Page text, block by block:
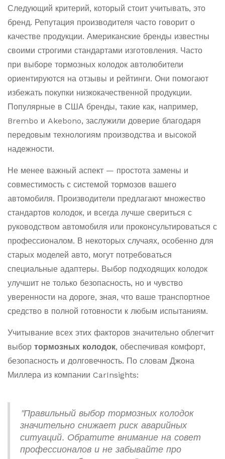
Следующий критерий, который стоит учитывать, это
бренд. Репутация производителя часто говорит о
качестве продукции. Американские бренды известны
своими строгими стандартами изготовления. Часто
при выборе тормозных колодок автолюбители
ориентируются на отзывы и рейтинги. Они помогают
избежать покупки низкокачественной продукции.
Популярные в США бренды, такие как, например,
Brembo и Akebono, заслужили доверие благодаря
передовым технологиям производства и высокой
надежности.
Не менее важный аспект — простота замены и
совместимость с системой тормозов вашего
автомобиля. Производители предлагают множество
стандартов колодок, и всегда лучше свериться с
руководством автомобиля или проконсультироваться с
профессионалом. В некоторых случаях, особенно для
старых моделей авто, могут потребоваться
специальные адаптеры. Выбор подходящих колодок
улучшит не только безопасность, но и чувство
уверенности на дороге, зная, что ваше транспортное
средство в полной готовности к любым испытаниям.
Учитывание всех этих факторов значительно облегчит
выбор тормозных колодок, обеспечивая комфорт,
безопасность и долговечность. По словам Джона
Миллера из компании CarInsights:
"Правильный выбор тормозных колодок
значительно снижает риск аварийных
ситуаций. Обратите внимание на совет
профессионалов и не забывайте про